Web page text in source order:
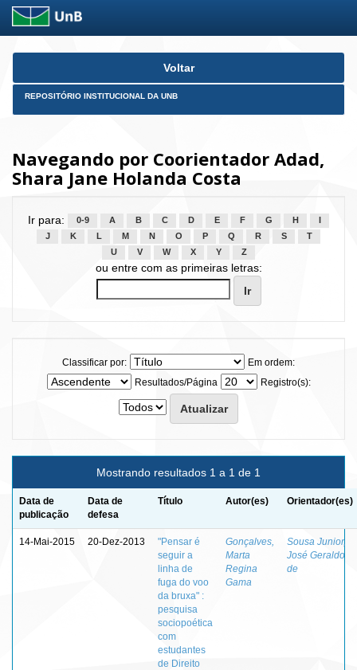
Skip
Voltar
REPOSITÓRIO INSTITUCIONAL DA UNB
Navegando por Coorientador Adad,
Shara Jane Holanda Costa
Ir para: 0-9 A B C D E F G H
J
K L M N O P Q R S
T
U
V W X Y Z
ou entre com as primeiras letras:
Classificar por:
Em ordem:
Resultados/Página
Registro(s):
Mostrando resultados 1 a 1 de 1
Data de
publicação
Data de
defesa
Título Autor(es) Orientador(es)
14-Mai-2015 20-Dez-2013
"Pensar é
seguir a
linha de
fuga do voo
da bruxa" :
pesquisa
sociopoética
com
estudantes
de Direito
Gonçalves,
Marta
Regina
Gama
Sousa Junior,
José Geraldo
de